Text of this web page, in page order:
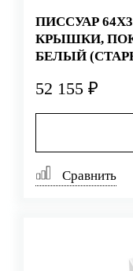
ПИССУАР
КРЫШКИ,
БЕЛЫЙ
52 155 ₽
Сравнить